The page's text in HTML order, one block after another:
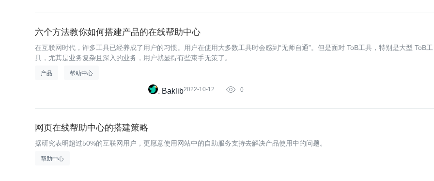
六个方法教你如何搭建产品的在线帮助中心
在互联网时代，许多工具已经养成了用户的习惯。用户在使用大多数工具时会感到“无师自通”。但是面对 ToB工具，特别是大型 ToB工
具，尤其是业务复杂且深入的业务，用户就显得有些束手无策了。
产品 帮助中心
Baklib2022-10-12  0
网页在线帮助中心的搭建策略
据研究表明超过50%的互联网用户，更愿意使用网站中的自助服务支持去解决产品使用中的问题。
帮助中心